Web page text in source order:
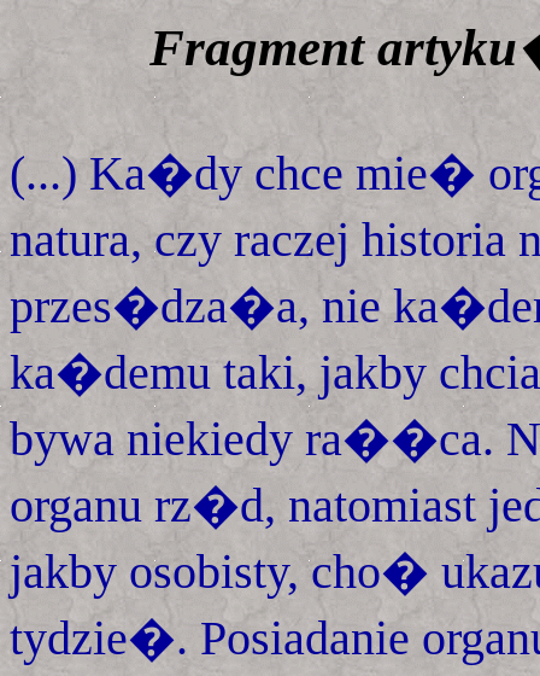
Fragment
(...) Ka�dy chce mie�
natura, czy raczej
przes�dza�a, nie
ka�demu taki, jakby
bywa niekiedy ra��ca.
organu rz�d, natomiast
jakby osobisty, cho�
tydzie�. Posiadanie